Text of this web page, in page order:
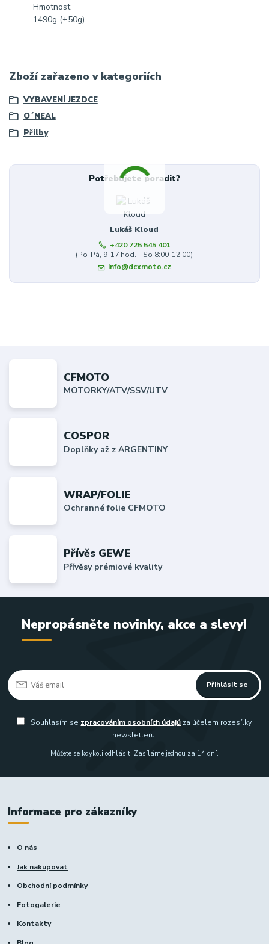
Hmotnost
1490g (±50g)
Zboží zařazeno v kategoriích
VYBAVENÍ JEZDCE
O´NEAL
Přilby
Potřebujete poradit?
Lukáš Kloud
+420 725 545 401
(Po-Pá, 9-17 hod. - So 8:00-12:00)
info@dcxmoto.cz
CFMOTO
MOTORKY/ATV/SSV/UTV
COSPOR
Doplňky až z ARGENTINY
WRAP/FOLIE
Ochranné folie CFMOTO
Přívěs GEWE
Přívěsy prémiové kvality
Nepropásněte novinky, akce a slevy!
Přihlásit se
Souhlasím se zpracováním osobních údajů za účelem rozesílky
newsletteru.
Můžete se kdykoli odhlásit. Zasíláme jednou za 14 dní.
Informace pro zákazníky
O nás
Jak nakupovat
Obchodní podmínky
Fotogalerie
Kontakty